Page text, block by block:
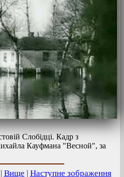
Слобідці. Кадр з
Кауфмана "Весной", за
Вище | Наступне зображення